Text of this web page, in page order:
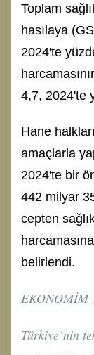
Toplam
hasılaya
2024'te
4,7, 2024'te
Hane
amaçlarla
2024'te bir
442 milyar
cepten
belirlendi.
EKONOMİM
Türkiye’nin